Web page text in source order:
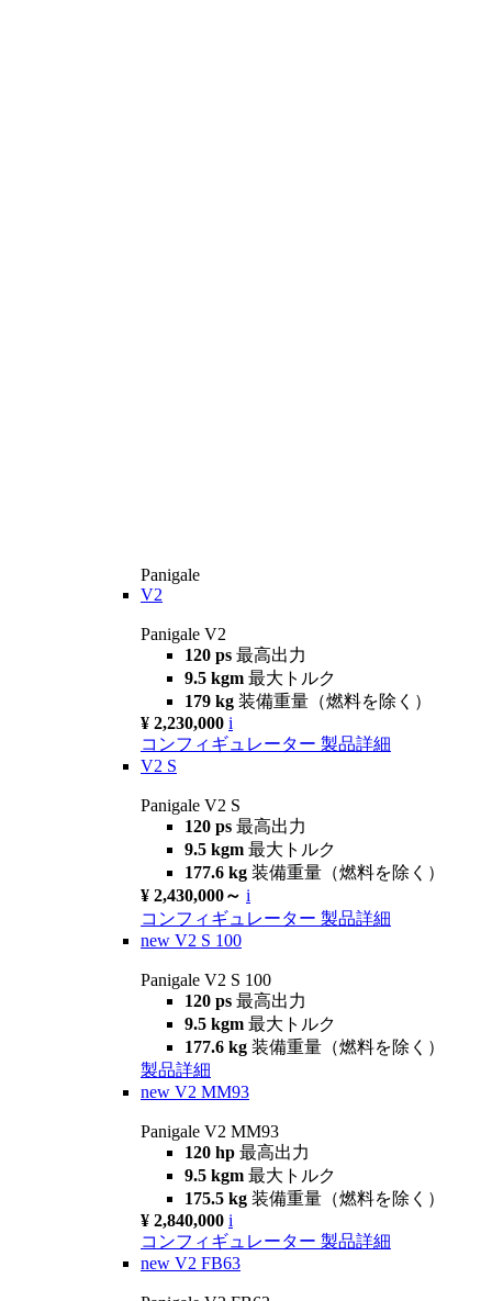
Panigale
V2
Panigale V2
120 ps 最高出力
9.5 kgm 最大トルク
179 kg 装備重量（燃料を除く）
¥ 2,230,000 i
コンフィギュレーター 製品詳細
V2 S
Panigale V2 S
120 ps 最高出力
9.5 kgm 最大トルク
177.6 kg 装備重量（燃料を除く）
¥ 2,430,000～ i
コンフィギュレーター 製品詳細
new V2 S 100
Panigale V2 S 100
120 ps 最高出力
9.5 kgm 最大トルク
177.6 kg 装備重量（燃料を除く）
製品詳細
new V2 MM93
Panigale V2 MM93
120 hp 最高出力
9.5 kgm 最大トルク
175.5 kg 装備重量（燃料を除く）
¥ 2,840,000 i
コンフィギュレーター 製品詳細
new V2 FB63